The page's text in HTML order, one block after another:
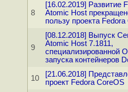
8
[16.02.2019] Развитие
Atomic Host
пользу проекта
9
[08.12.2018] Выпуск
Atomic Host 7.1811,
специализированной
запуска контейнеров
10
[21.06.2018]
проект Fedora CoreOS